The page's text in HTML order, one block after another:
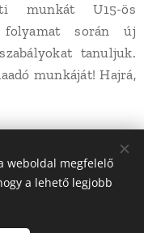
munkát U15-ös
folyamat során új
tanuljuk.
munkáját! Hajrá,
weboldal megfelelő
a lehető legjobb